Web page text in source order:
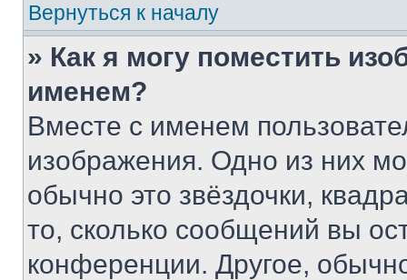
Вернуться к началу
» Как я могу поместить
именем?
Вместе с именем
изображения. Одно из них
обычно это звёздочки,
то, сколько сообщений вы
конференции. Другое,